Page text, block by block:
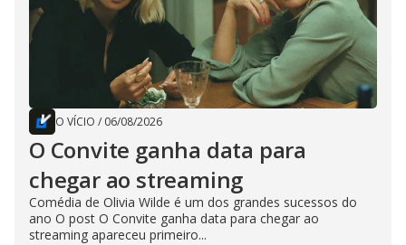
O VÍCIO / 06/08/2026
O Convite ganha data para
chegar ao streaming
Comédia de Olivia Wilde é um dos grandes sucessos do
ano O post O Convite ganha data para chegar ao
streaming apareceu primeiro...